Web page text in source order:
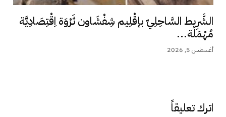
الشَّرِيط السَّاحِلِيّ بإقْلِيم شِفْشَاون ثَرْوَة اِقْتِصَادِيَّة
مُهْمَلَة...
أغسطس 5, 2026
اترك تعليقاً